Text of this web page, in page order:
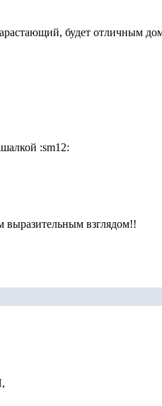
будет отличным
:sm12:
выразительным взглядом!!